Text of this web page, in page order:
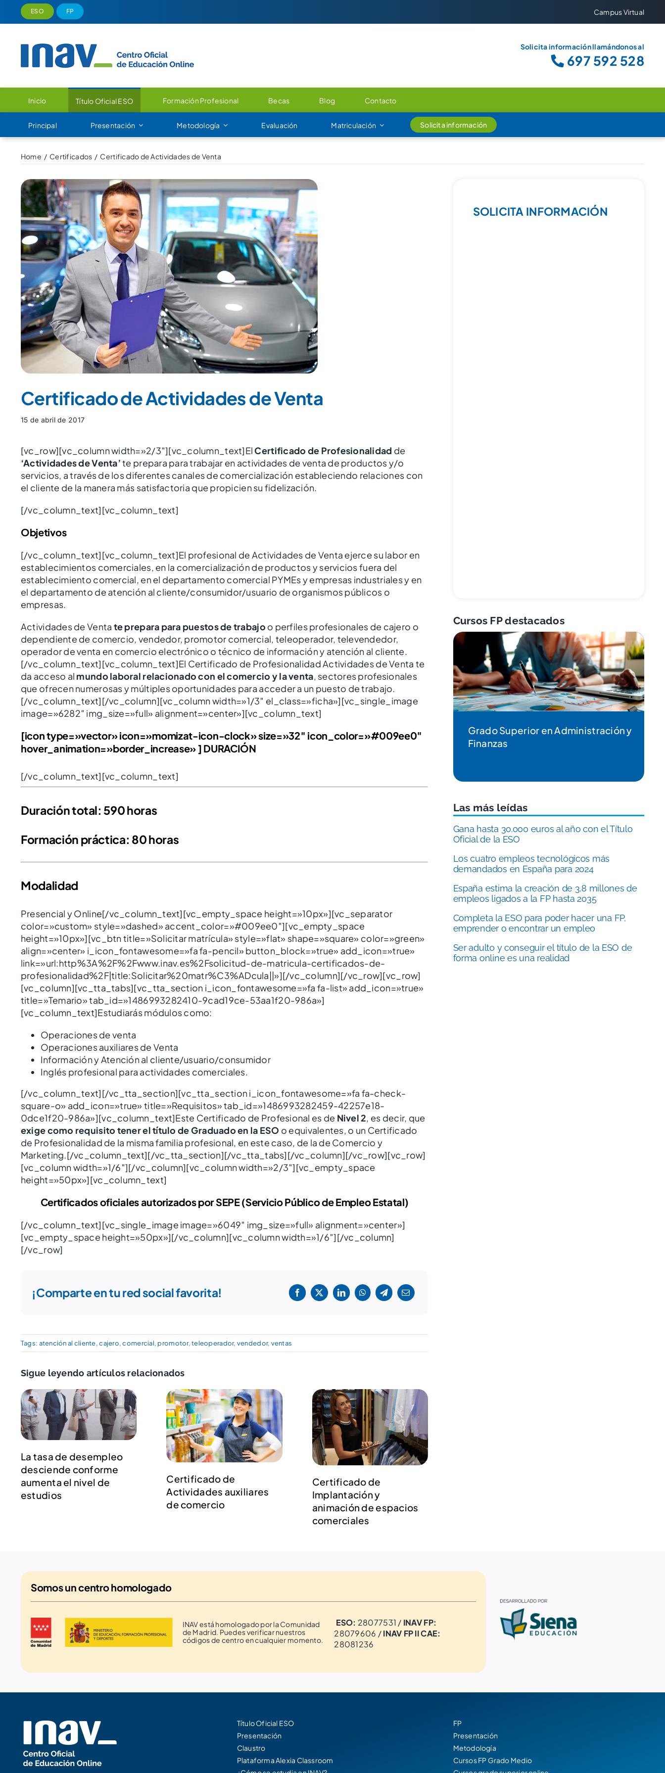
Saltar
ESO FP Campus Virtual
Solicita información llamándonos al
697 592 528
Inicio Título Oficial ESO Formación Profesional Becas Blog Contacto
Principal Presentación Metodología Evaluación Matriculación Solicita información
Home Certificados Certificado de Actividades de Venta
Certificado de Actividades de Venta
15 de abril de 2017
[vc_row][vc_column width=»2/3″][vc_column_text]El Certificado de Profesionalidad de
‘Actividades de Venta’te prepara para trabajar en actividades de venta de productos y/o
servicios, a través de los diferentes canales de comercialización estableciendo relaciones con
el cliente de la manera más satisfactoria que propicien su fidelización.
[/vc_column_text][vc_column_text]
Objetivos
[/vc_column_text][vc_column_text]El profesional de Actividades de Venta ejerce su labor en
establecimientos comerciales, en la comercialización de productos y servicios fuera del
establecimiento comercial, en el departamento comercial PYMEs y empresas industriales y en
el departamento de atención al cliente/consumidor/usuario de organismos públicos o
empresas.
Actividades de Venta te prepara para puestos de trabajo o perfiles profesionales de cajero o
dependiente de comercio, vendedor, promotor comercial, teleoperador, televendedor,
operador de venta en comercio electrónico o técnico de información y atención al cliente.
[/vc_column_text][vc_column_text]El Certificado de Profesionalidad Actividades de Venta te
da acceso al mundo laboral relacionado con el comercio y la venta, sectores profesionales
que ofrecen numerosas y múltiples oportunidades para acceder a un puesto de trabajo.
[/vc_column_text][/vc_column][vc_column width=»1/3″ el_class=»ficha»][vc_single_image
image=»6282″ img_size=»full» alignment=»center»][vc_column_text]
[icon type=»vector» icon=»momizat-icon-clock» size=»32″ icon_color=»#009ee0″
hover_animation=»border_increase» ] DURACIÓN
[/vc_column_text][vc_column_text]
Duración total: 590 horas
Formación práctica: 80 horas
Modalidad
Presencial y Online[/vc_column_text][vc_empty_space height=»10px»][vc_separator
color=»custom» style=»dashed» accent_color=»#009ee0″][vc_empty_space
height=»10px»][vc_btn title=»Solicitar matrícula» style=»flat» shape=»square» color=»green»
align=»center» i_icon_fontawesome=»fa fa-pencil» button_block=»true» add_icon=»true»
link=»url:http%3A%2F%2Fwww.inav.es%2Fsolicitud-de-matricula-certificados-de-
profesionalidad%2F|title:Solicitar%20matr%C3%ADcula||»][/vc_column][/vc_row][vc_row]
[vc_column][vc_tta_tabs][vc_tta_section i_icon_fontawesome=»fa fa-list» add_icon=»true»
title=»Temario» tab_id=»1486993282410-9cad19ce-53aa1f20-986a»]
[vc_column_text]Estudiarás módulos como:
Operaciones de venta
Operaciones auxiliares de Venta
Información y Atención al cliente/usuario/consumidor
Inglés profesional para actividades comerciales.
[/vc_column_text][/vc_tta_section][vc_tta_section i_icon_fontawesome=»fa fa-check-
square-o» add_icon=»true» title=»Requisitos» tab_id=»1486993282459-42257e18-
0dce1f20-986a»][vc_column_text]Este Certificado de Profesional es de Nivel 2, es decir, que
exige como requisito tener el título de Graduado en la ESO o equivalentes, o un Certificado
de Profesionalidad de la misma familia profesional, en este caso, de la de Comercio y
Marketing.[/vc_column_text][/vc_tta_section][/vc_tta_tabs][/vc_column][/vc_row][vc_row]
[vc_column width=»1/6″][/vc_column][vc_column width=»2/3″][vc_empty_space
height=»50px»][vc_column_text]
Certificados oficiales autorizados por SEPE (Servicio Público de Empleo Estatal)
[/vc_column_text][vc_single_image image=»6049″ img_size=»full» alignment=»center»]
[vc_empty_space height=»50px»][/vc_column][vc_column width=»1/6″][/vc_column]
[/vc_row]
¡Comparte en tu red social favorita!
Tags: atención al cliente,cajero,comercial, promotor,teleoperador, vendedor, ventas
Sigue leyendo artículos relacionados
La tasa de desempleo
desciende conforme
aumenta el nivel de
estudios
Certificado de
Actividades auxiliares
de comercio
Certificado de
Implantación y
animación de espacios
comerciales
SOLICITA INFORMACIÓN
Cursos FP destacados
Grado Medio en Gestión
Administrativa
Grado Superior en Administración y
Finanzas
Las más leídas
Gana hasta 30.000 euros al año con el Título
Oficial de la ESO
Los cuatro empleos tecnológicos más
demandados en España para 2024
España estima la creación de 3,8 millones de
empleos ligados a la FP hasta 2035
Completa la ESO para poder hacer una FP,
emprender o encontrar un empleo
Ser adulto y conseguir el título de la ESO de
forma online es una realidad
Somos uncentro homologado
INAV está homologado por la Comunidad
de Madrid. Puedes verificar nuestros
códigos de centro en cualquier momento.
ESO: 28077531 / INAV FP:
28079606 /INAV FP II CAE:
28081236
Título Oficial ESO
Presentación
Claustro
Plataforma Alexia Classroom
FP
Presentación
Metodología
Cursos FP Grado Medio